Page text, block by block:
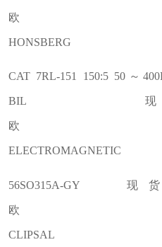
HONSBERG
CAT 7RL-151 150:5 50～
BIL 现货
ELECTROMAGNETIC
56SO315A-GY
欧
CLIPSAL